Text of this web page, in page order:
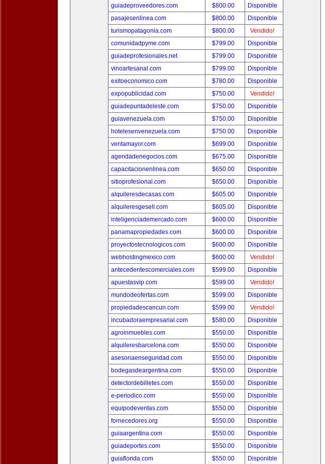
guiadeproveedores.com
$800.00
Disponible
pasajesenlinea.com
$800.00
Disponible
turismopatagonia.com
$800.00
Vendido!
comunidadpyme.com
$799.00
Disponible
guiadeprofesionales.net
$799.00
Disponible
vinoartesanal.com
$799.00
Disponible
exitoeconomico.com
$780.00
Disponible
expopublicidad.com
$750.00
Vendido!
guiadepuntadeleste.com
$750.00
Disponible
guiavenezuela.com
$750.00
Disponible
hotelesenvenezuela.com
$750.00
Disponible
ventamayor.com
$699.00
Disponible
agendadenegocios.com
$675.00
Disponible
capacitacionenlinea.com
$650.00
Disponible
sitioprofesional.com
$650.00
Disponible
alquileresdecasas.com
$605.00
Disponible
alquileresgesell.com
$605.00
Disponible
inteligenciademercado.com
$600.00
Disponible
panamapropiedades.com
$600.00
Disponible
proyectostecnologicos.com
$600.00
Disponible
webhostingmexico.com
$600.00
Vendido!
antecedentescomerciales.com
$599.00
Disponible
apuestasvip.com
$599.00
Vendido!
mundodeofertas.com
$599.00
Disponible
propiedadescancun.com
$599.00
Vendido!
incubadoraempresarial.com
$580.00
Disponible
agroinmuebles.com
$550.00
Disponible
alquileresbarcelona.com
$550.00
Disponible
asesoriaenseguridad.com
$550.00
Disponible
bodegasdeargentina.com
$550.00
Disponible
detectordebilletes.com
$550.00
Disponible
e-periodico.com
$550.00
Disponible
equipodeventas.com
$550.00
Disponible
fornecedores.org
$550.00
Disponible
guiaargentina.com
$550.00
Disponible
guiadeportes.com
$550.00
Disponible
guiaflorida.com
$550.00 Disponible